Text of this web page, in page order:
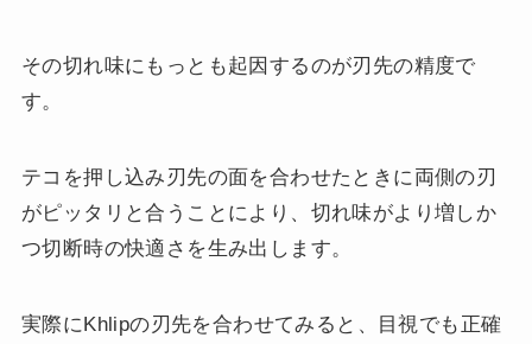
その切れ味にもっとも起因するのが刃先の精度で
す。
テコを押し込み刃先の面を合わせたときに両側の刃
がピッタリと合うことにより、切れ味がより増しか
つ切断時の快適さを生み出します。
実際にKhlipの刃先を合わせてみると、目視でも正確